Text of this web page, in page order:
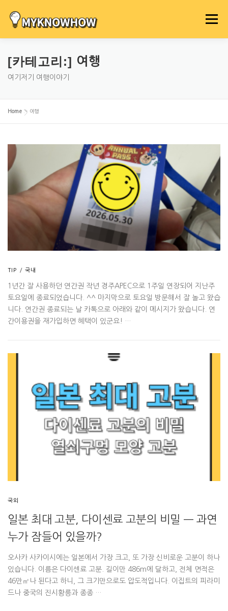
로
메뉴
[카테고리:] 여행
여기저기 여행이야기
Home » 여행
TIP /국내
1년간 잘 사용하던 연간권 작년 경주APEC으로 1주일 연장되어 지난주
토요일에 종료되었습니다. ^^ 마지막으로 토요일 방문해서 잘 놀고 왔습
니다. 연간권 종료되는 날 카톡으로 아래와 같이 메시지가 왔습니다. 연
간이용권을 재가입하면 혜택이 있군요! …
국외
일본 최대 고분, 다이센료 고분의 비밀 — 과연
누가 잠들어 있을까?
오사카 사카이시에는 일본에서 가장 크고, 또 가장 신비로운 고분이 하나
있습니다. 이름은 다이센료 고분. 길이만 486m에 달하고, 전체 면적은
46만㎡나 된다고 하니, 그 크기만으로도 압도적입니다. 이집트의 피라미
드나 중국의 진시황릉과 종종 …